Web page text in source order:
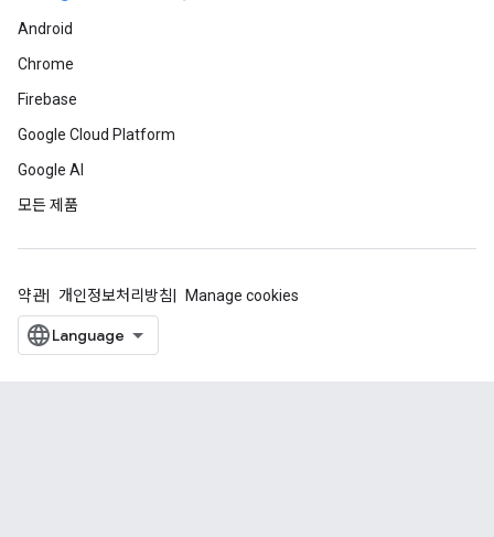
Android
Chrome
Firebase
Google Cloud Platform
Google AI
모든 제품
약관 개인정보처리방침 Manage cookies